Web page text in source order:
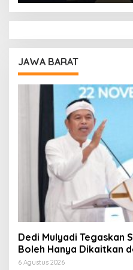
JAWA BARAT
Dedi Mulyadi Tegaskan
Boleh Hanya Dikaitkan
6 Agustus 2026